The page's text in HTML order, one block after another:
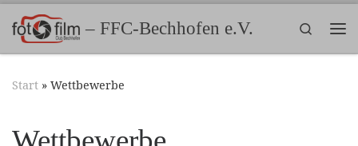
Zum Inhalt springen– FFC-Bechhofen e.V.
Search
Start » Wettbewerbe